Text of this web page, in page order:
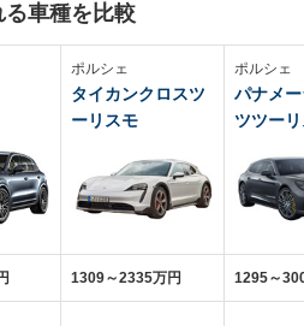
る車種を比較
ポルシェ
タイカンクロスツ
ーリスモ
1309～2335万円
ポルシェ
パナメ
ツツー
1295～